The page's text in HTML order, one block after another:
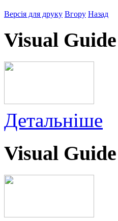
Версія для друку Вгору Назад
Visual Guide
Детальніше
Visual Guide